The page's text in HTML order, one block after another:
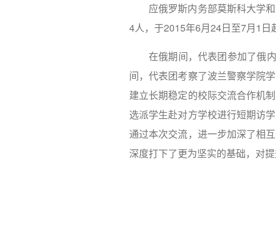
应俄罗斯内务部莫斯科大学
4人，于2015年6月24日至7月1日
在俄期间，代表团参加了俄
间，代表团考察了波兰警察学院
建立长期稳定的校际交流合作机
选派学生赴对方学校进行短期访
通过本次交流，进一步加深了相
深度打下了更为坚实的基础，对